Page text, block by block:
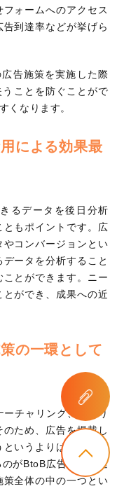
ォームへのアクセス
到達率などが挙げら
告施策を実施した際
ことを防ぐことがで
くなります。
による効果最
るデータを後日分析
もポイントです。広
コンバージョンとい
ータを分析すること
とができます。ニー
ができ、成果への近
の一環として
チャリング、つまり
ため、広告を掲載し
いうよりは、リード
がBtoB広告向きの運
全体の中の一つとい